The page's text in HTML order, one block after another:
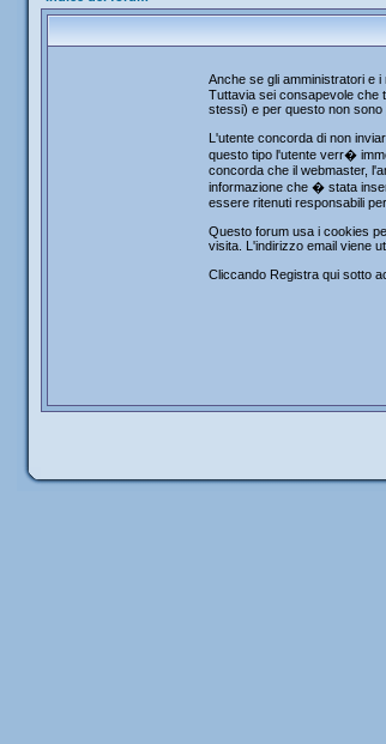
Anche se gli amministratori e
Tuttavia sei consapevole che
stessi) e per questo non sono
L'utente concorda di non
questo tipo l'utente verr�
concorda che il webmaster,
informazione che � stata
essere ritenuti responsabili
Questo forum usa i cookies
visita. L'indirizzo email viene
Cliccando Registra qui sotto